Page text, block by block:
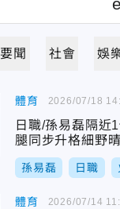
要聞 社會 娛
體育
日職/孫易磊隔
腿同步升格細野
孫易磊 日職
2026/07/18
體育 2026/07/14